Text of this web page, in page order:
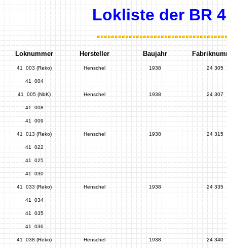
Lokliste der BR
Loknummer Hersteller Baujahr
41 003 (Reko) Henschel 1938 24 305
41 004
41 005 (NbK) Henschel 1938 24 307
41 008
41 009
41 013 (Reko) Henschel 1938 24 315
41 022
41 025
41 030
41 033 (Reko) Henschel 1938 24 335
41 034
41 035
41 036
41 038 (Reko) Henschel 1938 24 340